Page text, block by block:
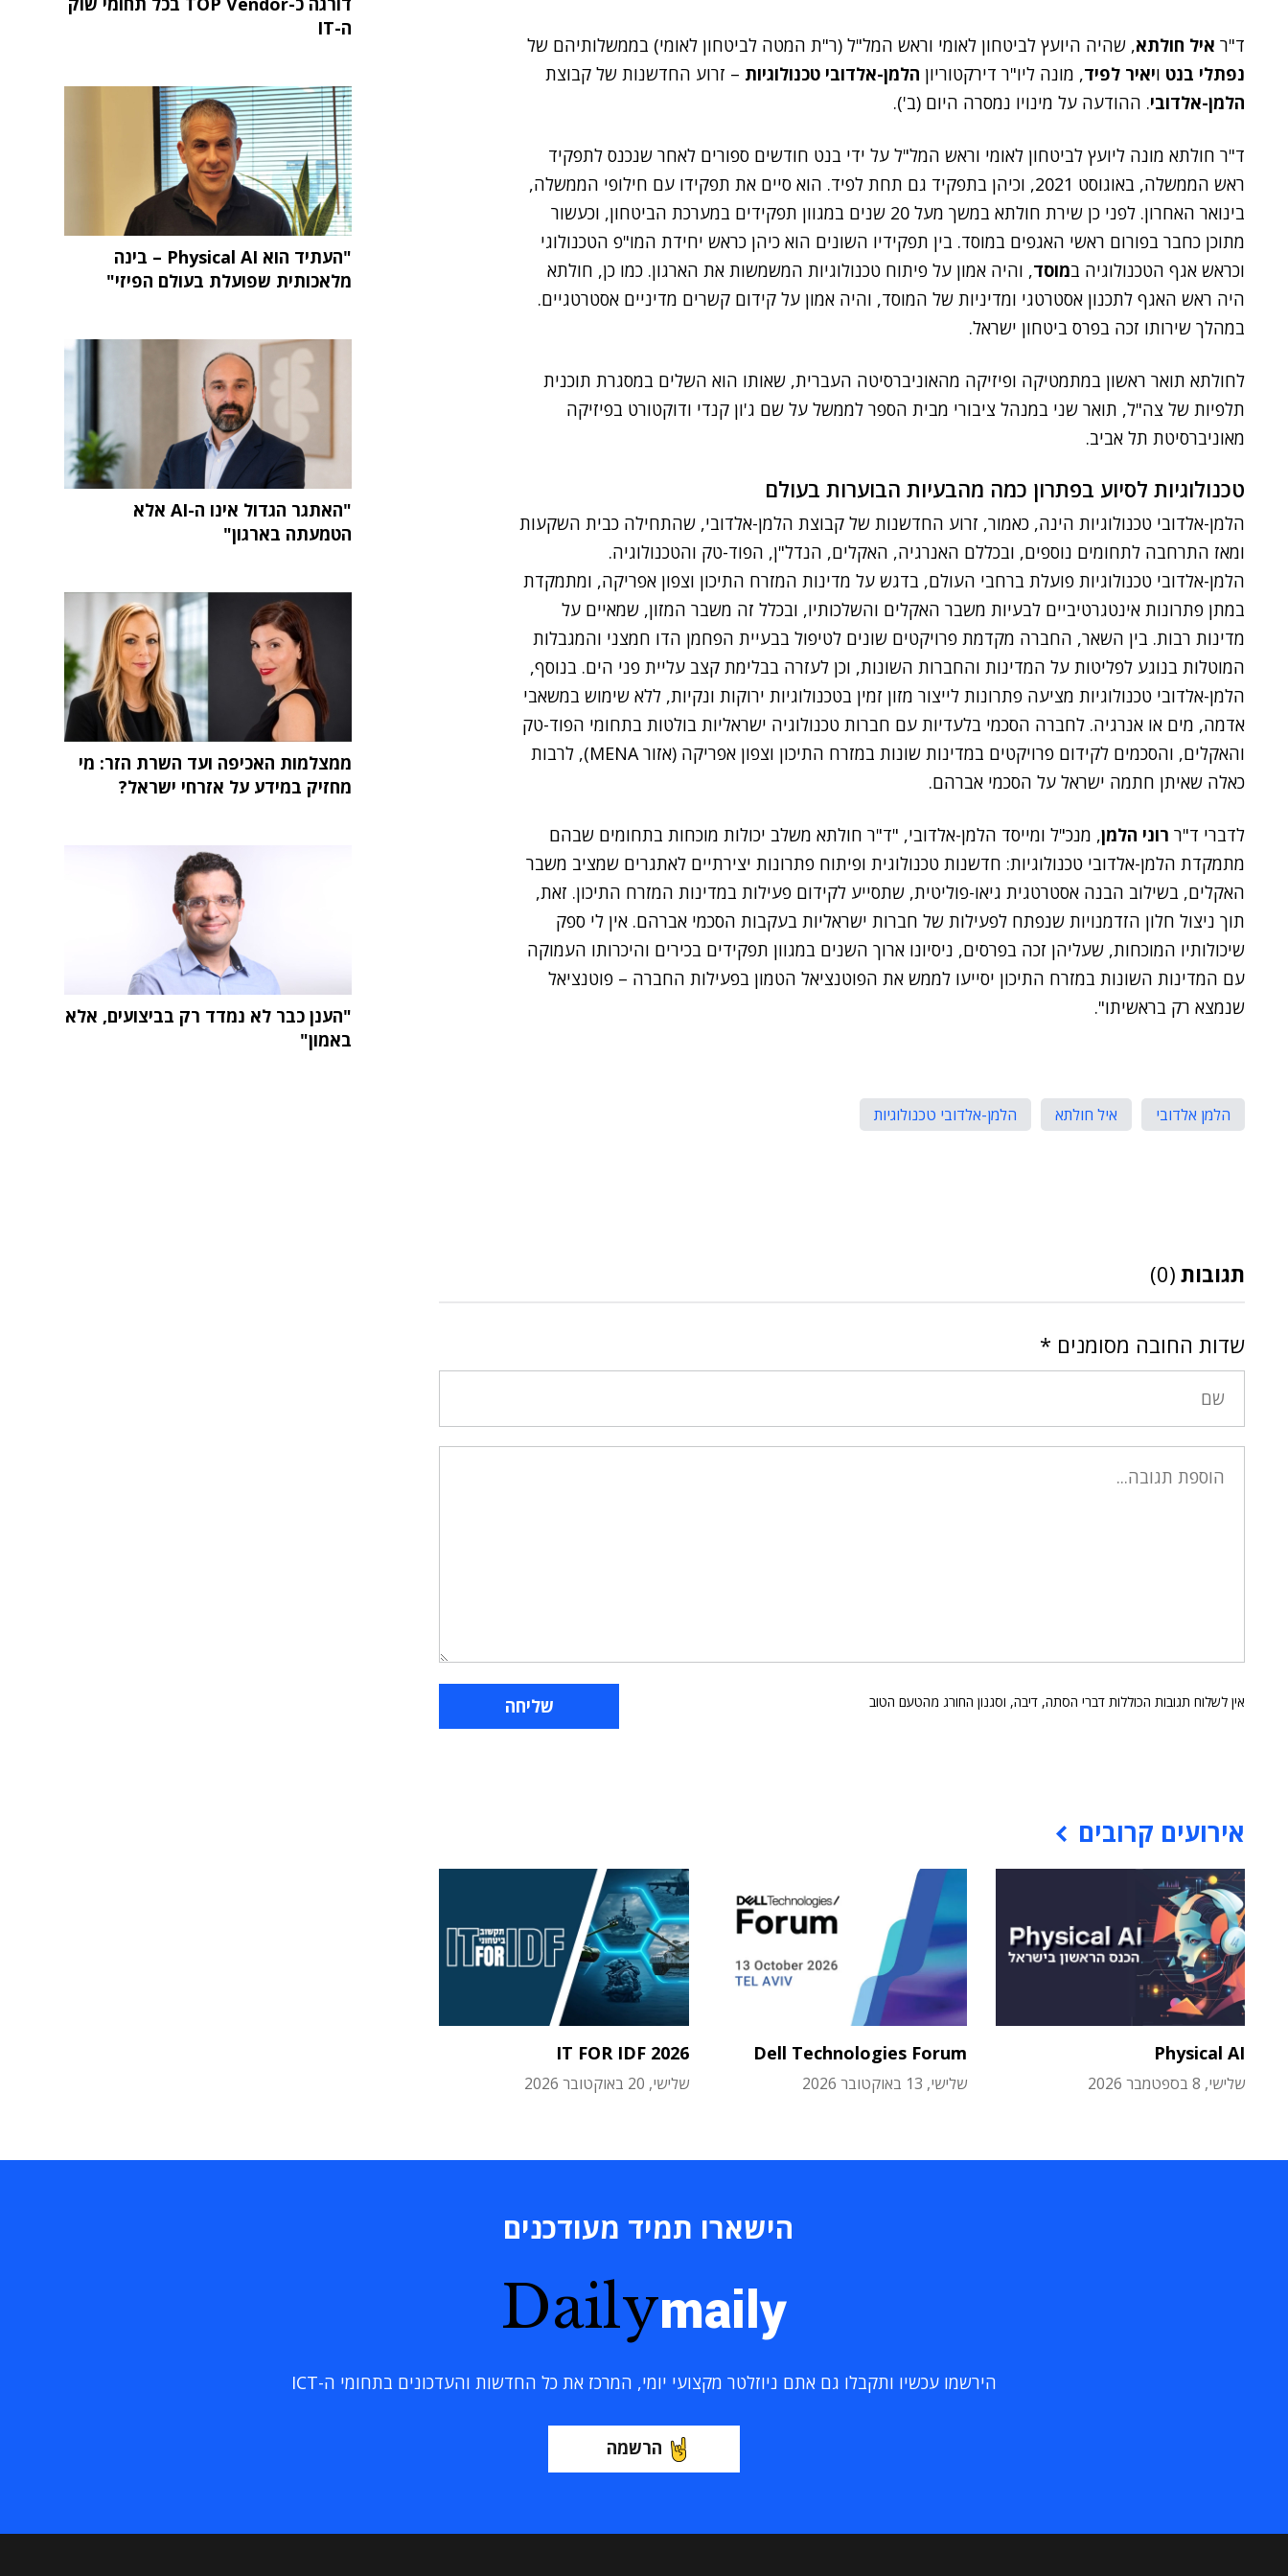
ד"ר איל חולתא, שהיה היועץ לביטחון לאומי וראש המל"ל (ר"ת המטה לביטחון לאומי) בממשלותיהם של
נפתלי בנט ויאיר לפיד, מונה ליו"ר דירקטוריון הלמן-אלדובי טכנולוגיות – זרוע החדשנות של קבוצת
הלמן-אלדובי. ההודעה על מינויו נמסרה היום (ב').
ד"ר חולתא מונה ליועץ לביטחון לאומי וראש המל"ל על ידי בנט חודשים ספורים לאחר שנכנס לתפקיד
ראש הממשלה, באוגוסט 2021, וכיהן בתפקיד גם תחת לפיד. הוא סיים את תפקידו עם חילופי הממשלה,
בינואר האחרון. לפני כן שירת חולתא במשך מעל 20 שנים במגוון תפקידים במערכת הביטחון, וכעשור
מתוכן כחבר בפורום ראשי האגפים במוסד. בין תפקידיו השונים הוא כיהן כראש יחידת המו"פ הטכנולוגי
וכראש אגף הטכנולוגיה במוסד, והיה אמון על פיתוח טכנולוגיות המשמשות את הארגון. כמו כן, חולתא
היה ראש האגף לתכנון אסטרטגי ומדיניות של המוסד, והיה אמון על קידום קשרים מדיניים אסטרטגיים.
במהלך שירותו זכה בפרס ביטחון ישראל.
לחולתא תואר ראשון במתמטיקה ופיזיקה מהאוניברסיטה העברית, שאותו הוא השלים במסגרת תוכנית
תלפיות של צה"ל, תואר שני במנהל ציבורי מבית הספר לממשל על שם ג'ון קנדי ודוקטורט בפיזיקה
מאוניברסיטת תל אביב.
טכנולוגיות לסיוע בפתרון כמה מהבעיות הבוערות בעולם
הלמן-אלדובי טכנולוגיות הינה, כאמור, זרוע החדשנות של קבוצת הלמן-אלדובי, שהתחילה כבית השקעות
ומאז התרחבה לתחומים נוספים, ובכללם האנרגיה, האקלים, הנדל"ן, הפוד-טק והטכנולוגיה.
הלמן-אלדובי טכנולוגיות פועלת ברחבי העולם, בדגש על מדינות המזרח התיכון וצפון אפריקה, ומתמקדת
במתן פתרונות אינטגרטיביים לבעיות משבר האקלים והשלכותיו, ובכלל זה משבר המזון, שמאיים על
מדינות רבות. בין השאר, החברה מקדמת פרויקטים שונים לטיפול בבעיית הפחמן הדו חמצני והמגבלות
המוטלות בנוגע לפליטות על המדינות והחברות השונות, וכן לעזרה בבלימת קצב עליית פני הים. בנוסף,
הלמן-אלדובי טכנולוגיות מציעה פתרונות לייצור מזון זמין בטכנולוגיות ירוקות ונקיות, ללא שימוש במשאבי
אדמה, מים או אנרגיה. לחברה הסכמי בלעדיות עם חברות טכנולוגיה ישראליות בולטות בתחומי הפוד-טק
והאקלים, והסכמים לקידום פרויקטים במדינות שונות במזרח התיכון וצפון אפריקה (אזור MENA), לרבות
כאלה שאיתן חתמה ישראל על הסכמי אברהם.
לדברי ד"ר רוני הלמן, מנכ"ל ומייסד הלמן-אלדובי, "ד"ר חולתא משלב יכולות מוכחות בתחומים שבהם
מתמקדת הלמן-אלדובי טכנולוגיות: חדשנות טכנולוגית ופיתוח פתרונות יצירתיים לאתגרים שמציב משבר
האקלים, בשילוב הבנה אסטרטגית גיאו-פוליטית, שתסייע לקידום פעילות במדינות המזרח התיכון. זאת,
תוך ניצול חלון הזדמנויות שנפתח לפעילות של חברות ישראליות בעקבות הסכמי אברהם. אין לי ספק
שיכולותיו המוכחות, שעליהן זכה בפרסים, ניסיונו ארוך השנים במגוון תפקידים בכירים והיכרותו העמוקה
עם המדינות השונות במזרח התיכון יסייעו לממש את הפוטנציאל הטמון בפעילות החברה – פוטנציאל
שנמצא רק בראשיתו".
הלמן אלדובי איל חולתא הלמן-אלדובי טכנולוגיות
תגובות (0)
שדות החובה מסומנים *
אין לשלוח תגובות הכוללות דברי הסתה, דיבה, וסגנון החורג מהטעם הטוב
אירועים קרובים
Physical AI
שלישי, 8 בספטמבר 2026
Dell Technologies Forum
שלישי, 13 באוקטובר 2026
IT FOR IDF 2026
שלישי, 20 באוקטובר 2026
ה-IT
"העתיד הוא Physical AI – בינה
מלאכותית שפועלת בעולם הפיזי"
"האתגר הגדול אינו ה-AI אלא
הטמעתה בארגון"
ממצלמות האכיפה ועד השרת הזר: מי
מחזיק במידע על אזרחי ישראל?
"הענן כבר לא נמדד רק בביצועים, אלא
באמון"
הישארו תמיד מעודכנים
Dailymaily
הירשמו עכשיו ותקבלו גם אתם ניוזלטר מקצועי יומי, המרכז את כל החדשות והעדכונים בתחומי ה-ICT
הרשמה